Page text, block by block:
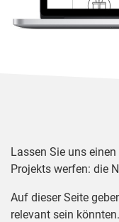
Lassen Sie uns
Projekts werfen: die
Auf dieser Seite
relevant sein